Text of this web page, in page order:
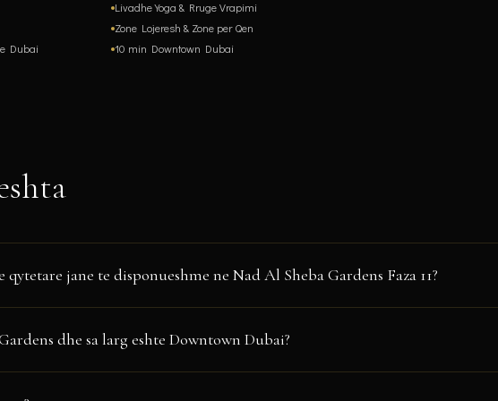
Livadhe Yoga & Rruge Vrapimi
Zone Lojeresh & Zone per Qen
Dubai
10 min Downtown Dubai
jane te disponueshme ne Nad Al Sheba Gardens Faza 11?
gjera te hapura dhe kopshte private.
dhe sa larg eshte Downtown Dubai?